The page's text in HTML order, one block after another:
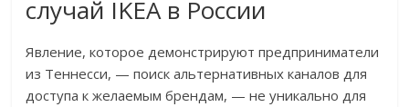
случай IKEA в России
Явление, которое демонстрируют предприниматели
из Теннесси, — поиск альтернативных каналов для
доступа к желаемым брендам, — не уникально для